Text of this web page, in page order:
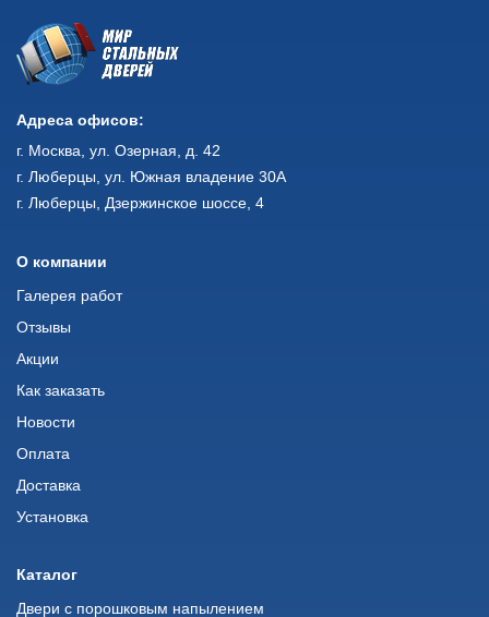
Адреса офисов:
г. Москва, ул. Озерная, д. 42
г. Люберцы, ул. Южная владение 30А
г. Люберцы, Дзержинское шоссе, 4
О компании
Галерея работ
Отзывы
Акции
Как заказать
Новости
Оплата
Доставка
Установка
Каталог
Двери с порошковым напылением